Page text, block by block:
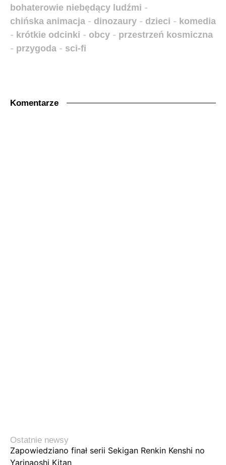
bohaterowie niebędący ludźmi -
chińska animacja - dinozaury - dzieci - komedia
- krótkie odcinki - obcy - przestrzeń kosmiczna
- przygoda - sci-fi
Komentarze
Ostatnie newsy
Zapowiedziano finał serii Sekigan Renkin Kenshi no
Yarinaoshi Kitan